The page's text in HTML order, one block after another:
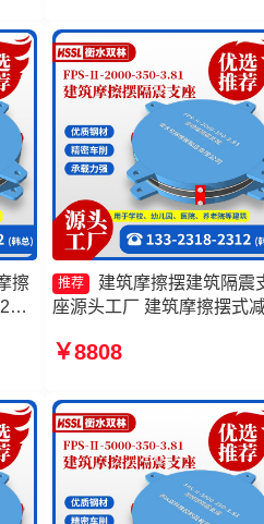
擦
推荐
建筑摩擦摆建筑隔震
座源头工厂 建筑摩擦摆式
FPSII-2000-300-3.48源头
2000-350-3.81
￥8808